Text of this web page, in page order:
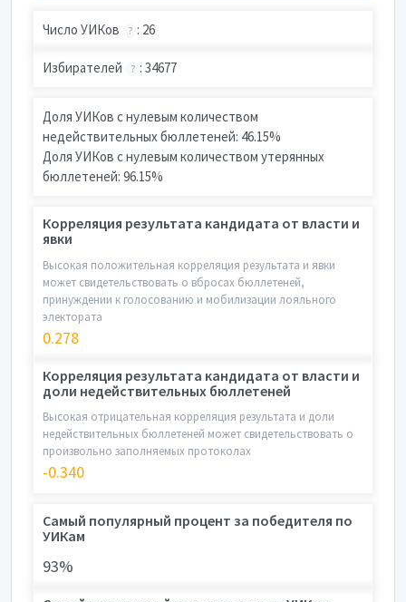
Число УИКов ? : 26
Избирателей ? : 34677
Доля УИКов с нулевым количеством
недействительных бюллетеней: 46.15%
Доля УИКов с нулевым количеством утерянных
бюллетеней: 96.15%
Корреляция результата кандидата от власти и
явки
Высокая положительная корреляция результата и явки
может свидетельствовать о вбросах бюллетеней,
принуждении к голосованию и мобилизации лояльного
электората
0.278
Корреляция результата кандидата от власти и
доли недействительных бюллетеней
Высокая отрицательная корреляция результата и доли
недействительных бюллетеней может свидетельствовать о
произвольно заполняемых протоколах
-0.340
Самый популярный процент за победителя по
УИКам
93%